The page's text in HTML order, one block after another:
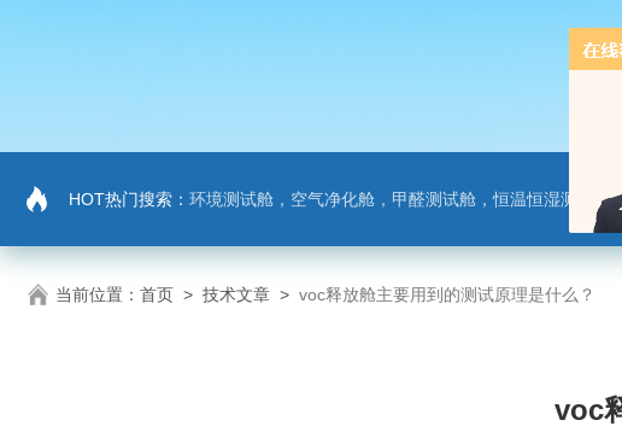
HOT热门搜索： 环境测试舱，空气净化舱，甲醛测试舱，恒温恒湿测试舱
当前位置： 首页 > 技术文章 > voc释放舱主要用到的测试原理是什么？
voc